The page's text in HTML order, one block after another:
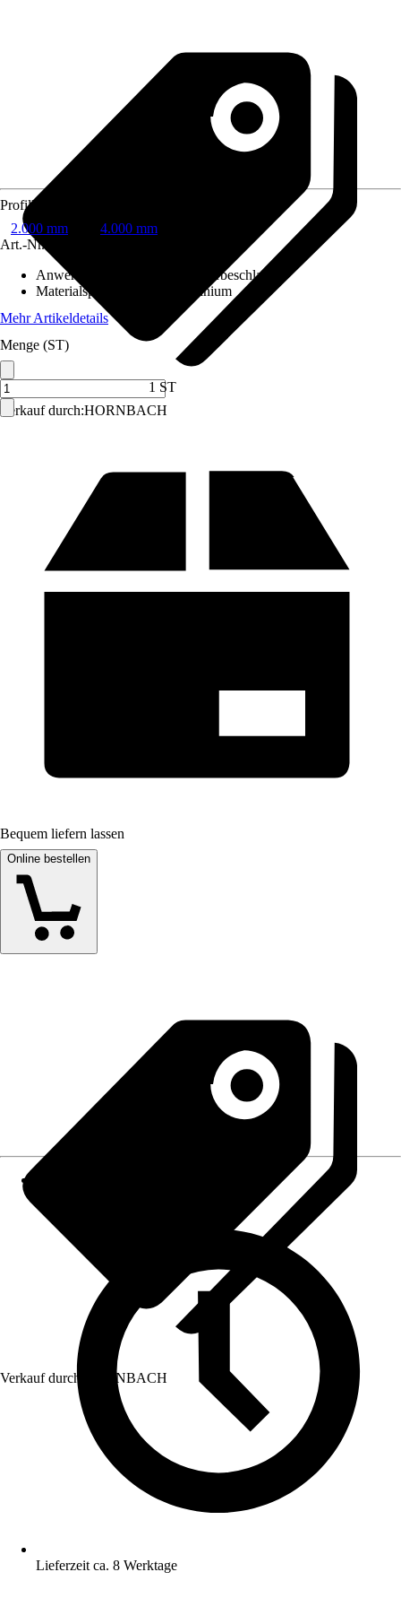
Verkauf durch:HORNBACH
Profillänge
2.000 mm
4.000 mm
Art.-Nr.
Anwendungsbereich
Schiebetürbeschlag
Materialspezifizierung
Aluminium
Mehr Artikeldetails
Menge (ST)
1 ST
Bequem liefern lassen
Online bestellen
Verkauf durch: HORNBACH
Lieferzeit ca. 8 Werktage